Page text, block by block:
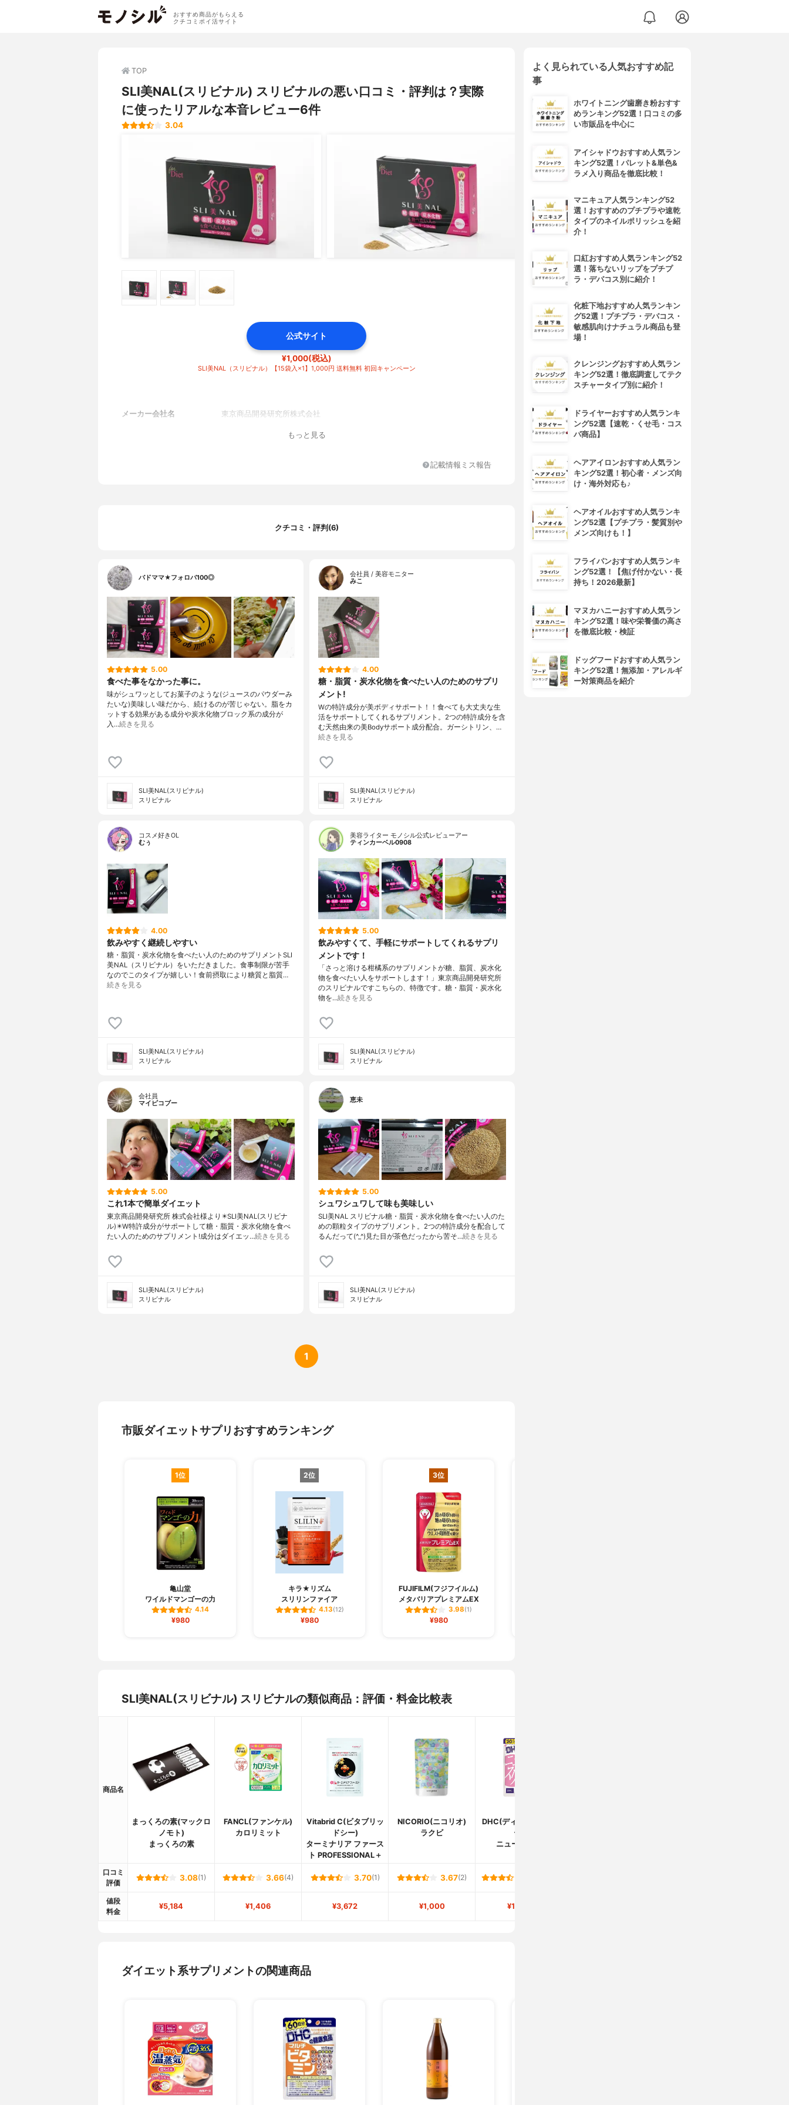
おすすめ商品がもらえる
クチコミポイ活サイト
TOP
SLI美NAL(スリビナル) スリビナルの悪い口コミ・評判は？実際
に使ったリアルな本音レビュー6件
3.04
公式サイト
¥1,000(税込)
SLI美NAL（スリビナル）【15袋入×1】1,000円 送料無料 初回キャンペーン
メーカー会社名 東京商品開発研究所株式会社
もっと見る
記載情報ミス報告
クチコミ・評判(6)
バドママ★フォロバ100◎
5.00
食べた事をなかった事に。
味がシュワッとしてお菓子のような(ジュースのパウダーみ
たいな)美味しい味だから、続けるのが苦じゃない。脂をカ
ットする効果がある成分や炭水化物ブロック系の成分が
入…続きを見る
SLI美NAL(スリビナル)
スリビナル
会社員 / 美容モニター
みこ
4.00
糖・脂質・炭水化物を食べたい人のためのサプリ
メント!
Wの特許成分が美ボディサポート！！食べても大丈夫な生
活をサポートしてくれるサプリメント。2つの特許成分を含
む天然由来の美Bodyサポート成分配合。ガーシトリン、…
続きを見る
SLI美NAL(スリビナル)
スリビナル
コスメ好きOL
むぅ
4.00
飲みやすく継続しやすい
糖・脂質・炭水化物を食べたい人のためのサプリメントSLI
美NAL（スリビナル）をいただきました。食事制限が苦手
なのでこのタイプが嬉しい！食前摂取により糖質と脂質…
続きを見る
SLI美NAL(スリビナル)
スリビナル
美容ライター モノシル公式レビューアー
ティンカーベル0908
5.00
飲みやすくて、手軽にサポートしてくれるサプリ
メントです！
「さっと溶ける柑橘系のサプリメントが糖、脂質、炭水化
物を食べたい人をサポートします！」東京商品開発研究所
のスリビナルですこちらの、特徴です。糖・脂質・炭水化
物を…続きを見る
SLI美NAL(スリビナル)
スリビナル
会社員
マイピコブー
5.00
これ1本で簡単ダイエット
東京商品開発研究所 株式会社様より✴️SLI美NAL(スリビナ
ル)✴️W特許成分がサポートして糖・脂質・炭水化物を食べ
たい人のためのサプリメント!成分はダイエッ…続きを見る
SLI美NAL(スリビナル)
スリビナル
恵未
5.00
シュワシュワして味も美味しい
SLI美NAL スリビナル糖・脂質・炭水化物を食べたい人のた
めの顆粒タイプのサプリメント。2つの特許成分を配合して
るんだって(^_^)見た目が茶色だったから苦そ…続きを見る
SLI美NAL(スリビナル)
スリビナル
1
市販ダイエットサプリおすすめランキング
1位
亀山堂
ワイルドマンゴーの力
4.14
¥980
2位
キラ★リズム
スリリンファイア
4.13(12)
¥980
3位
FUJIFILM(フジフイルム)
メタバリアプレミアムEX
3.98(1)
¥980
SLI美NAL(スリビナル) スリビナルの類似商品：評価・料金比較表
商品名
まっくろの素(マックロ
ノモト)
まっくろの素
FANCL(ファンケル)
カロリミット
Vitabrid C(ビタブリッ
ドシー)
ターミナリア ファース
ト PROFESSIONAL＋
NICORIO(ニコリオ)
ラクビ
DHC(ディーエイチシ
ー)
ニュースリム
口コミ
評価
3.08(1) 3.66(4) 3.70(1) 3.67(2)
値段
料金
¥5,184 ¥1,406 ¥3,672 ¥1,000 ¥1,148
ダイエット系サプリメントの関連商品
よく見られている人気おすすめ記
事
ホワイトニング歯磨き粉おすす
めランキング52選！口コミの多
い市販品を中心に
アイシャドウおすすめ人気ラン
キング52選！パレット&単色&
ラメ入り商品を徹底比較！
マニキュア人気ランキング52
選！おすすめのプチプラや速乾
タイプのネイルポリッシュを紹
介！
口紅おすすめ人気ランキング52
選！落ちないリップをプチプ
ラ・デパコス別に紹介！
化粧下地おすすめ人気ランキン
グ52選！プチプラ・デパコス・
敏感肌向けナチュラル商品も登
場！
クレンジングおすすめ人気ラン
キング52選！徹底調査してテク
スチャータイプ別に紹介！
ドライヤーおすすめ人気ランキ
ング52選【速乾・くせ毛・コス
パ商品】
ヘアアイロンおすすめ人気ラン
キング52選！初心者・メンズ向
け・海外対応も♪
ヘアオイルおすすめ人気ランキ
ング52選【プチプラ・髪質別や
メンズ向けも！】
フライパンおすすめ人気ランキ
ング52選！【焦げ付かない・長
持ち！2026最新】
マヌカハニーおすすめ人気ラン
キング52選！味や栄養価の高さ
を徹底比較・検証
ドッグフードおすすめ人気ラン
キング52選！無添加・アレルギ
ー対策商品を紹介